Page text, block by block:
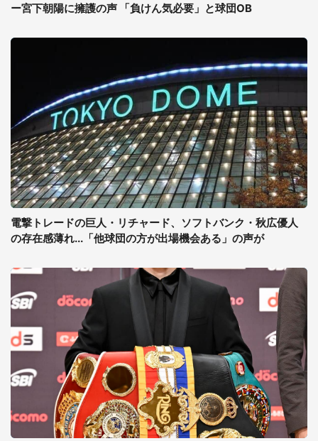
ー宮下朝陽に擁護の声 「負けん気必要」と球団OB
電撃トレードの巨人・リチャード、ソフトバンク・秋広優人
の存在感薄れ...「他球団の方が出場機会ある」の声が